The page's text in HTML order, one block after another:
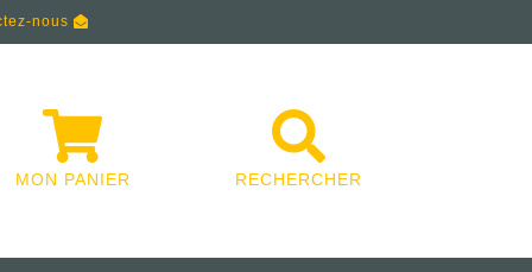
nous
MON PANIER RECHERCHER